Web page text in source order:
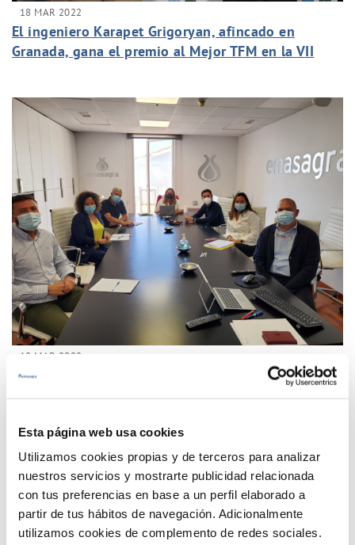
Esta página web usa cookies
Utilizamos cookies propias y de terceros para analizar
nuestros servicios y mostrarte publicidad relacionada
con tus preferencias en base a un perfil elaborado a
partir de tus hábitos de navegación. Adicionalmente
utilizamos cookies de complemento de redes sociales.
18 MAR 2022
El ingeniero Karapet Grigoryan, afincado en
Granada, gana el premio al Mejor TFM en la VII
18 MAR 2022
Emasagra aprueba su III Plan de Igualdad, que
tendrá vigencia hasta 2025
Página 12 de 33